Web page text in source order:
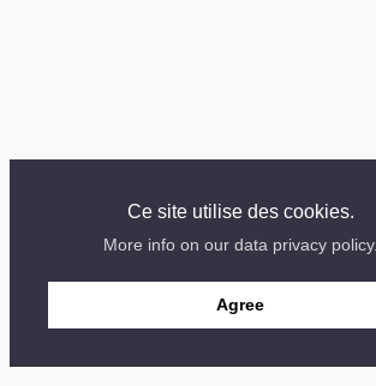
Ce site utilise des cookies.
More info on our data privacy policy.
Agree